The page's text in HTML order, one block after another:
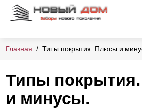
Главная Типы покрытия. Плюсы и
Типы
и минусы.